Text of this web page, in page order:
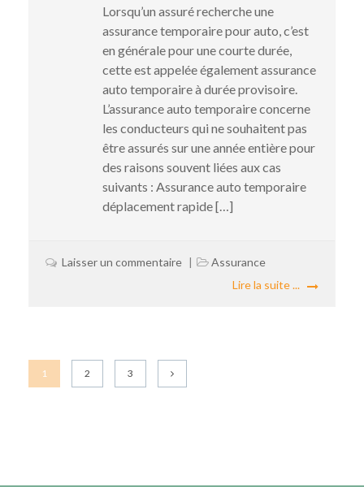
Lorsqu’un assuré recherche une
assurance temporaire pour auto, c’est
en générale pour une courte durée,
cette est appelée également assurance
auto temporaire à durée provisoire.
L’assurance auto temporaire concerne
les conducteurs qui ne souhaitent pas
être assurés sur une année entière pour
des raisons souvent liées aux cas
suivants : Assurance auto temporaire
déplacement rapide […]
Laisser un commentaire
Assurance
Lire la suite ...
1 2 3